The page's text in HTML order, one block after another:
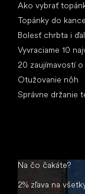
Ako vybrať
Topánky do
Bolesť chrbta i
Vyvraciame 10
20 zaujímavostí
Otužovanie nôh
Správne držanie
Na čo čakáte?
2% zľava na